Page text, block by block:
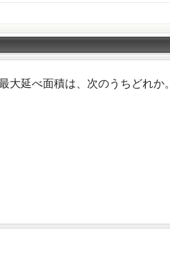
大延べ面積は、次のうちどれか。